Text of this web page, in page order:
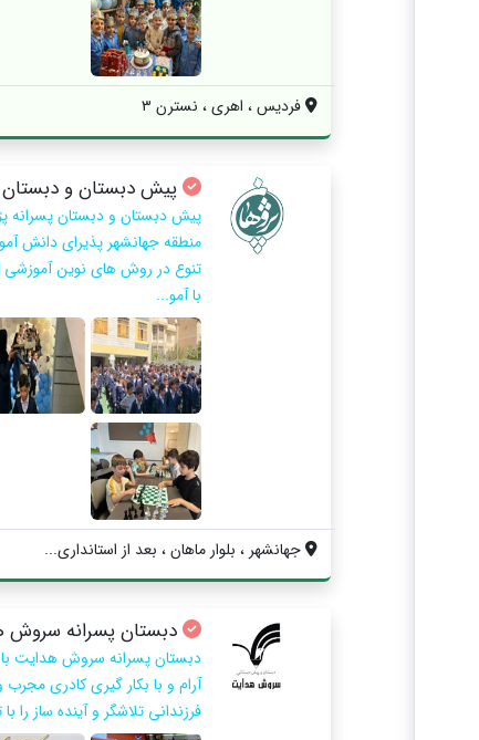
فردیس ، اهری ، نسترن ۳
پیش دبستان و دبستان
پیش دبستان و دبستان پسرانه
منطقه جهانشهر پذیرای دانش
تنوع در روش های نوین
با آمو...
جهانشهر ، بلوار ماهان ، بعد از استانداری...
دبستان پسرانه سروش
دبستان پسرانه سروش هدایت
آرام و با بکار گیری کادری
فرزندانی تلاشگر و آینده ساز